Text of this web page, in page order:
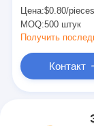
шт.
коробки для
Цена:$0.80/pieces 500-
MOQ:500 штук
Контакт